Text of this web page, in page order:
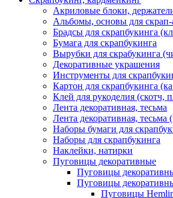
Акриловые блоки,
Альбомы, основы для скрап-
Брадсы для скрапбукинга
Бумага для скрапбукинга
Вырубки для скрабукинга
Декоративные украшения
Инструменты для
Картон для скрапбукинга
Клей для рукоделия (скотч,
Лента декоративная, тесьма
Лента декоративная, тесьма
Наборы бумаги для
Наборы для скрапбукинга
Наклейки, натирки
Пуговицы декоративные
Пуговицы
Пуговицы
Пуговицы